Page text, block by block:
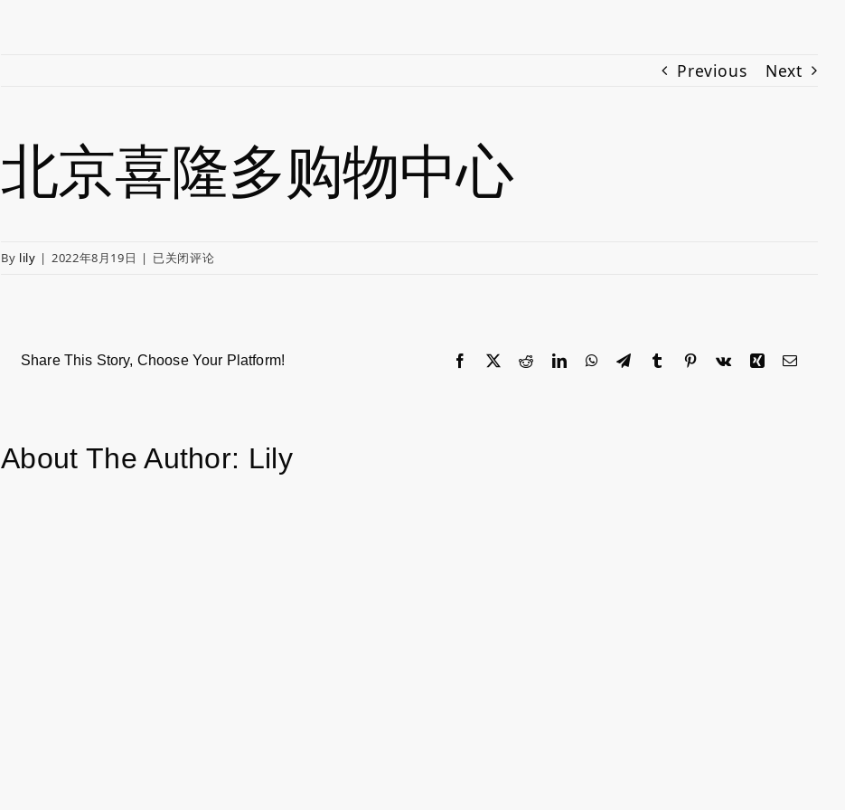
Previous Next
北京喜隆多购物中心
By lily | 2022年8月19日 | 北
购
已关闭评论
Share This Story, Choose Your Platform! Facebook RedditLinkedInWhatsApp
Telegram
TumblrPinterest
Vk Xing
About The Author: Lily